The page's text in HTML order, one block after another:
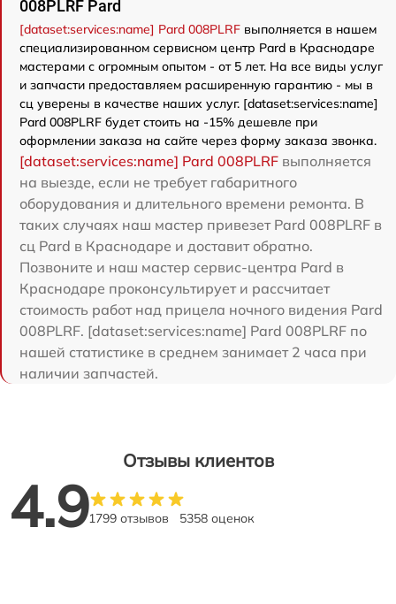
008PLRF Pard
[dataset:services:name] Pard 008PLRF выполняется в нашем
специализированном сервисном центр Pard в Краснодаре
мастерами с огромным опытом - от 5 лет. На все виды услуг
и запчасти предоставляем расширенную гарантию - мы в
сц уверены в качестве наших услуг. [dataset:services:name]
Pard 008PLRF будет стоить на -15% дешевле при
оформлении заказа на сайте через форму заказа звонка.
[dataset:services:name] Pard 008PLRF выполняется
на выезде, если не требует габаритного
оборудования и длительного времени ремонта. В
таких случаях наш мастер привезет Pard 008PLRF в
сц Pard в Краснодаре и доставит обратно.
Позвоните и наш мастер сервис-центра Pard в
Краснодаре проконсультирует и рассчитает
стоимость работ над прицела ночного видения Pard
008PLRF. [dataset:services:name] Pard 008PLRF по
нашей статистике в среднем занимает 2 часа при
наличии запчастей.
Отзывы клиентов
4.91799 отзывов 5358 оценок